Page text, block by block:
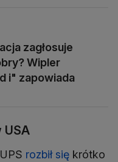
zagłosuje
Wipler
i" zapowiada
USA
rozbił się krótko